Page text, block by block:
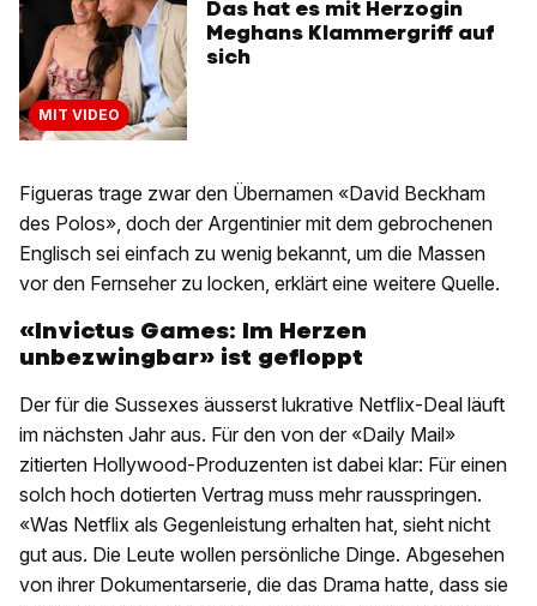
MIT VIDEO
Das hat es mit Herzogin
Meghans Klammergriff auf
sich
Figueras trage zwar den Übernamen «David Beckham
des Polos», doch der Argentinier mit dem gebrochenen
Englisch sei einfach zu wenig bekannt, um die Massen
vor den Fernseher zu locken, erklärt eine weitere Quelle.
«Invictus Games: Im Herzen
unbezwingbar» ist gefloppt
Der für die Sussexes äusserst lukrative Netflix-Deal läuft
im nächsten Jahr aus. Für den von der «Daily Mail»
zitierten Hollywood-Produzenten ist dabei klar: Für einen
solch hoch dotierten Vertrag muss mehr rausspringen.
«Was Netflix als Gegenleistung erhalten hat, sieht nicht
gut aus. Die Leute wollen persönliche Dinge. Abgesehen
von ihrer Dokumentarserie, die das Drama hatte, dass sie